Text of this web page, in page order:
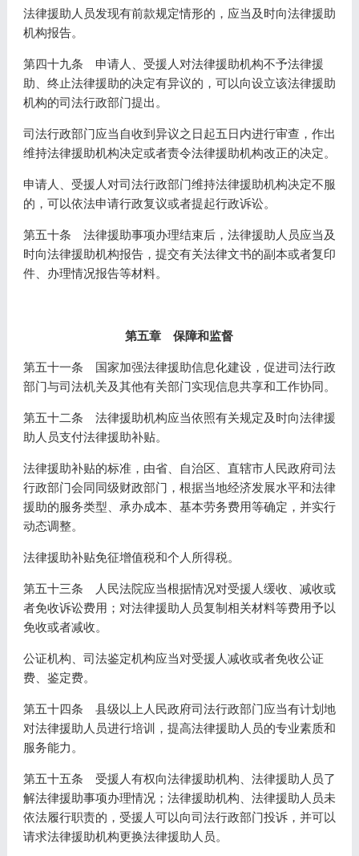
法律援助人员发现有前款规定情形的，应当及时向法律援助
机构报告。
第四十九条 申请人、受援人对法律援助机构不予法律援
助、终止法律援助的决定有异议的，可以向设立该法律援助
机构的司法行政部门提出。
司法行政部门应当自收到异议之日起五日内进行审查，作出
维持法律援助机构决定或者责令法律援助机构改正的决定。
申请人、受援人对司法行政部门维持法律援助机构决定不服
的，可以依法申请行政复议或者提起行政诉讼。
第五十条 法律援助事项办理结束后，法律援助人员应当及
时向法律援助机构报告，提交有关法律文书的副本或者复印
件、办理情况报告等材料。
第五章 保障和监督
第五十一条 国家加强法律援助信息化建设，促进司法行政
部门与司法机关及其他有关部门实现信息共享和工作协同。
第五十二条 法律援助机构应当依照有关规定及时向法律援
助人员支付法律援助补贴。
法律援助补贴的标准，由省、自治区、直辖市人民政府司法
行政部门会同同级财政部门，根据当地经济发展水平和法律
援助的服务类型、承办成本、基本劳务费用等确定，并实行
动态调整。
法律援助补贴免征增值税和个人所得税。
第五十三条 人民法院应当根据情况对受援人缓收、减收或
者免收诉讼费用；对法律援助人员复制相关材料等费用予以
免收或者减收。
公证机构、司法鉴定机构应当对受援人减收或者免收公证
费、鉴定费。
第五十四条 县级以上人民政府司法行政部门应当有计划地
对法律援助人员进行培训，提高法律援助人员的专业素质和
服务能力。
第五十五条 受援人有权向法律援助机构、法律援助人员了
解法律援助事项办理情况；法律援助机构、法律援助人员未
依法履行职责的，受援人可以向司法行政部门投诉，并可以
请求法律援助机构更换法律援助人员。